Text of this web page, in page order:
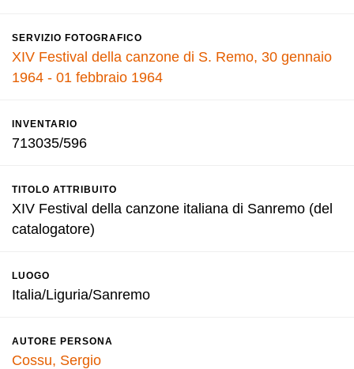
SERVIZIO FOTOGRAFICO
XIV Festival della canzone di S. Remo, 30 gennaio
1964 - 01 febbraio 1964
INVENTARIO
713035/596
TITOLO ATTRIBUITO
XIV Festival della canzone italiana di Sanremo (del
catalogatore)
LUOGO
Italia/Liguria/Sanremo
AUTORE PERSONA
Cossu, Sergio